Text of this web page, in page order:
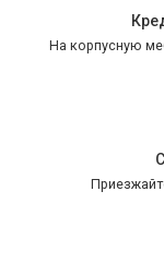
На корпусную